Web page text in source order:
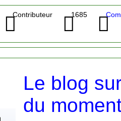
Contributeur 1685
Le blog
du